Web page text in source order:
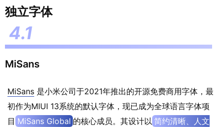
独立字体
MiSans
MiSans 是小米公司于2021年推出的开源免费商用字体，最
初作为MIUI 13系统的默认字体，现已成为全球语言字体项
目 MiSans Global 的核心成员。其设计以 简约清晰、人文